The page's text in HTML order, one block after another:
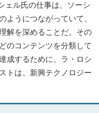
ェル氏の仕事は、ソーシ
ようにつながっていて、
解を深めることだ。その
のコンテンツを分類して
成するために、ラ・ロシ
トは、新興テクノロジー